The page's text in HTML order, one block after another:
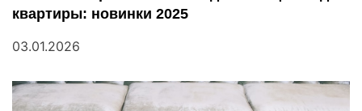
о
з
а
квартиры: новинки 2025
03.01.2026